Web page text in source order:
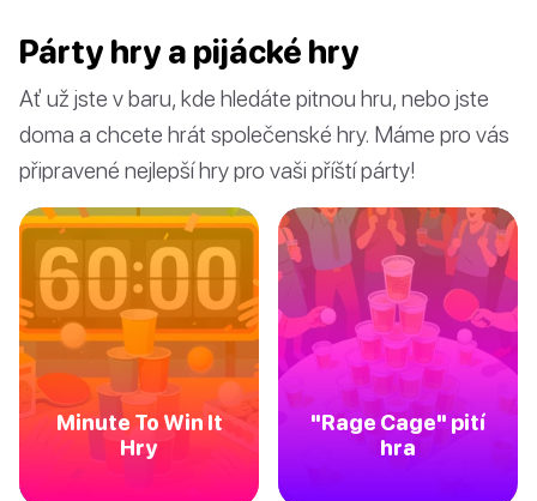
Párty hry a pijácké hry
Ať už jste v baru, kde hledáte pitnou hru, nebo jste
doma a chcete hrát společenské hry. Máme pro vás
připravené nejlepší hry pro vaši příští párty!
Minute To Win It
Hry
"Rage Cage" pití
hra